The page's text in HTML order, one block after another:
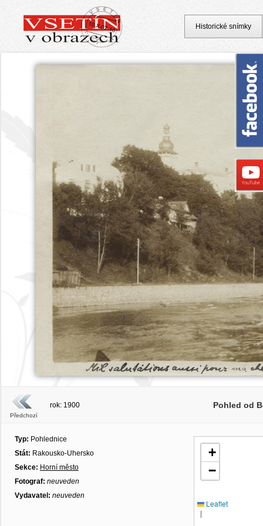
Předchozí
rok: 1900 Pohled od
Typ: Pohlednice
Stát: Rakousko-Uhersko
Sekce: Horní město
Fotograf: neuveden
Vydavatel: neuveden
+
−
Leaflet
|
Historické snímky